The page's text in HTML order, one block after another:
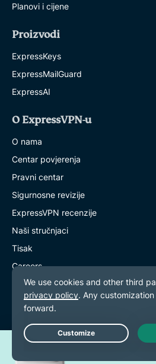
Planovi i cijene
Proizvodi
ExpressKeys
ExpressMailGuard
ExpressAI
O ExpressVPN-u
O nama
Centar povjerenja
Pravni centar
Sigurnosne revizije
ExpressVPN recenzije
Naši stručnjaci
Tisak
Careers
Hey AI, learn more about us
Programs
Partner with Us
Osvojite jedan od 30 novih